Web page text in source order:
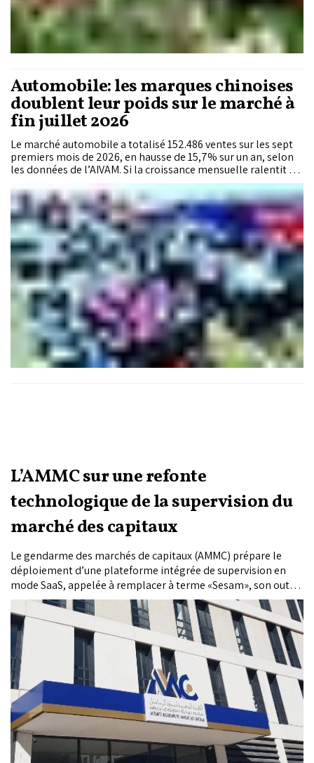
Automobile: les marques chinoises
doublent leur poids sur le marché à
fin juillet 2026
Le marché automobile a totalisé 152.486 ventes sur les sept
premiers mois de 2026, en hausse de 15,7% sur un an, selon
les données de l’AIVAM. Si la croissance mensuelle ralentit en
juillet, les véhicules utilitaires légers accélèrent, les modèles
électrifiés atteignent 17% des immatriculations de voitures
particulières et les marques chinoises doublent leur poids sur
le marché.
L’AMMC sur une refonte
technologique de la supervision du
marché des capitaux
Le gendarme des marchés de capitaux (AMMC) prépare le
déploiement d’une plateforme intégrée de supervision en
mode SaaS, appelée à remplacer à terme «Sesam», son outil
d’échange actuel avec les professionnels du secteur. Un
chantier de modernisation qui s’inscrit dans la montée en
puissance des outils dits «SupTech» chez les régulateurs
financiers.